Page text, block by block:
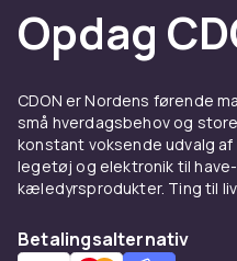
Opdag
CDON er Nordens førende
små hverdagsbehov og
konstant voksende udvalg af
legetøj og elektronik til
kæledyrsprodukter. Ting til
Betalingsalternativ